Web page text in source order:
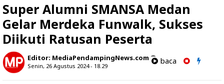
Super Alumni SMANSA Medan
Gelar Merdeka Funwalk, Sukses
Diikuti Ratusan Peserta
Editor: MediaPendampingNews.com
Senin, 26 Agustus 2024 - 18.29
baca